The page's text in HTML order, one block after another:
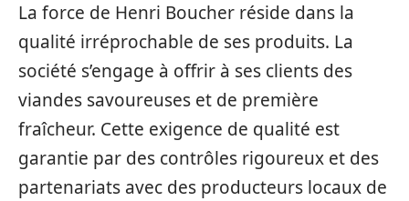
La force de Henri Boucher réside dans la
qualité irréprochable de ses produits. La
société s’engage à offrir à ses clients des
viandes savoureuses et de première
fraîcheur. Cette exigence de qualité est
garantie par des contrôles rigoureux et des
partenariats avec des producteurs locaux de